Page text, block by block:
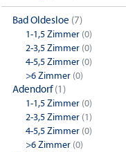
Bad Oldesloe (7)
1-1,5 Zimmer (0)
2-3,5 Zimmer (0)
4-5,5 Zimmer (0)
>6 Zimmer (0)
Adendorf(1)
1-1,5 Zimmer (0)
2-3,5 Zimmer (1)
4-5,5 Zimmer (0)
>6 Zimmer (0)